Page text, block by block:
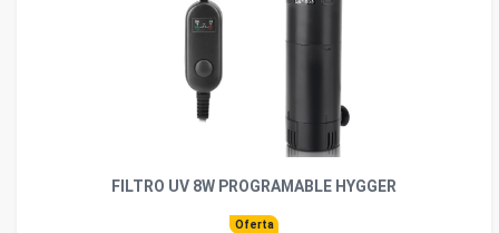
FILTRO UV 8W PROGRAMABLE HYGGER
Oferta